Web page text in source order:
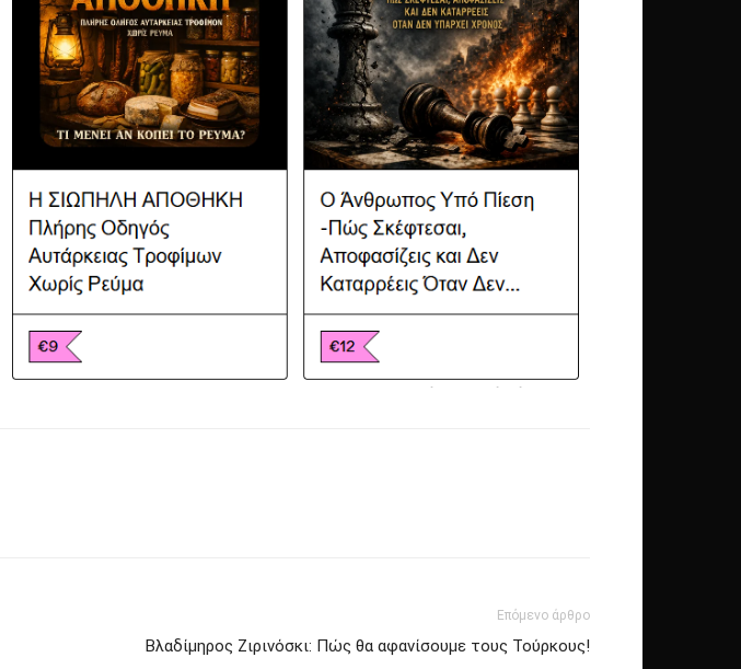
Επόμενο άρθρο
Βλαδίμηρος Ζιρινόσκι: Πώς θα αφανίσουμε τους Τούρκους!